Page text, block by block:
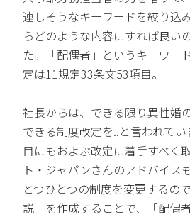
連しそうなキーワードを絞り込
らどのような内容にすれば良い
た。「配偶者」というキーワー
定は11規定33条文53項目。
社長からは、できる限り異性婚
できる制度改定を..と言われて
目にもおよぶ改定に着手すべく
ト・ジャパンさんのアドバイス
とつひとつの制度を変更するの
説」を作成することで、「配偶